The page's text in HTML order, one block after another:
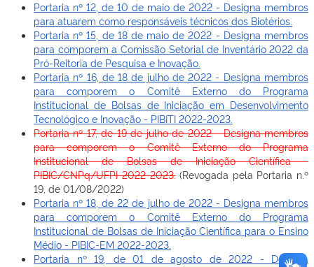
Portaria nº 12, de 10 de maio de 2022 - Designa membros
para atuarem como responsáveis técnicos dos Biotérios.
Portaria nº 15, de 18 de maio de 2022 - Designa membros
para comporem a Comissão Setorial de Inventário 2022 da
Pró-Reitoria de Pesquisa e Inovação.
Portaria nº 16, de 18 de julho de 2022 - Designa membros
para comporem o Comitê Externo do Programa
Institucional de Bolsas de Iniciação em Desenvolvimento
Tecnológico e Inovação - PIBITI 2022-2023.
Portaria nº 17, de 19 de julho de 2022 - Designa membros
para comporem o Comitê Externo do Programa
Institucional de Bolsas de Iniciação Científica -
PIBIC/CNPq/UFPI 2022-2023.(Revogada pela Portaria n.º
19, de 01/08/2022)
Portaria nº 18, de 22 de julho de 2022 - Designa membros
para comporem o Comitê Externo do Programa
Institucional de Bolsas de Iniciação Científica para o Ensino
Médio - PIBIC-EM 2022-2023.
Portaria nº 19, de 01 de agosto de 2022 - Designa